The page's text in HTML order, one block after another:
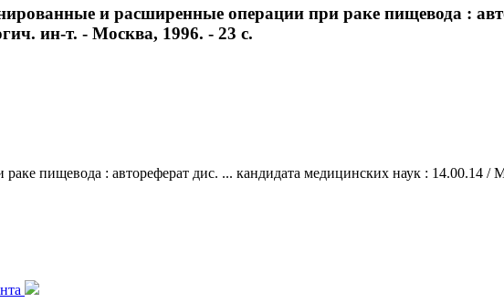
и расширенные операции при раке пищевода :
ин-т. - Москва, 1996. - 23 с.
пищевода : автореферат дис. ... кандидата медицинских наук : 14.00.14 /